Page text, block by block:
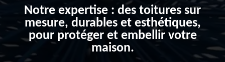
Notre expertise : des toitures sur
mesure, durables et esthétiques,
pour protéger et embellir votre
maison.